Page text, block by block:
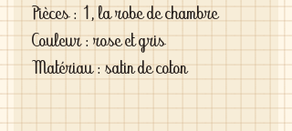
Pièces : 1, la robe de chambre
Couleur : rose et gris
Matériau : satin de coton